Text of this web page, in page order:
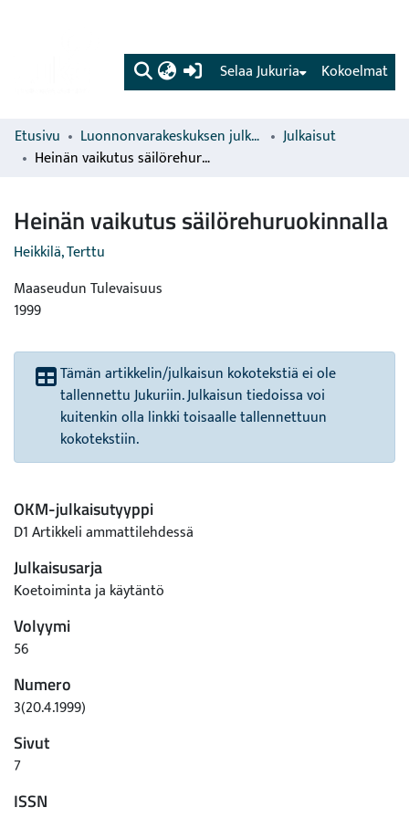
(current) Kokoelmat
Selaa Jukuria
Etusivu Luonnonvarakeskuksen julkaisut
Julkaisut
Heinän vaikutus säilörehuruokinnalla
Heinän vaikutus säilörehuruokinnalla
Heikkilä, Terttu
Maaseudun Tulevaisuus
1999
Tämän artikkelin/julkaisun kokotekstiä ei ole
tallennettu Jukuriin. Julkaisun tiedoissa voi
kuitenkin olla linkki toisaalle tallennettuun
kokotekstiin.
OKM-julkaisutyyppi
D1 Artikkeli ammattilehdessä
Julkaisusarja
Koetoiminta ja käytäntö
Volyymi
56
Numero
3(20.4.1999)
Sivut
7
ISSN